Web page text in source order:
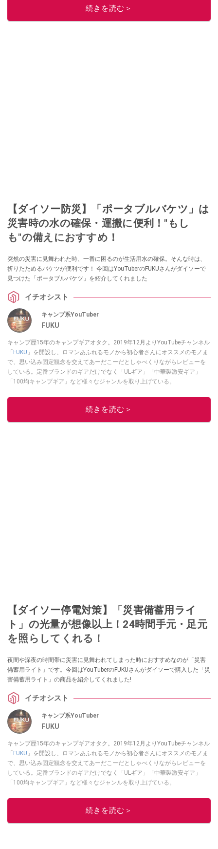
■経歴：2003年、夫が子育てをするために、突然会社を辞める。翌月からの
続きを読む＞
【ダイソー防災】「ポータブルバケツ」は
災害時の水の確保・運搬に便利！"もし
も"の備えにおすすめ！
突然の災害に見舞われた時、一番に困るのが生活用水の確保。そんな時は、
折りたためるバケツが便利です！ 今回はYouTuberのFUKUさんがダイソーで
見つけた「ポータブルバケツ」を紹介してくれました
イチオシスト
キャンプ系YouTuber
FUKU
キャンプ歴15年のキャンプギアオタク。2019年12月よりYouTubeチャンネル
「 FUKU 」を開設し、ロマンあふれるモノから初心者さんにオススメのモノま
で、思い込み固定観念を交えてあーだこーだとしゃべくりながらレビューを
している。定番ブランドのギアだけでなく「ULギア」「中華製激安ギア」
「100均キャンプギア」など様々なジャンルを取り上げている。
このイチオシストの他の記事を読む
続きを読む＞
【ダイソー停電対策】「災害備蓄用ライ
ト」の光量が想像以上！24時間手元・足元
を照らしてくれる！
夜間や深夜の時間帯に災害に見舞われてしまった時におすすめなのが「災害
備蓄用ライト」です。今回はYouTuberのFUKUさんがダイソーで購入した「災
害備蓄用ライト」の商品を紹介してくれました!
イチオシスト
キャンプ系YouTuber
FUKU
キャンプ歴15年のキャンプギアオタク。2019年12月よりYouTubeチャンネル
「 FUKU 」を開設し、ロマンあふれるモノから初心者さんにオススメのモノま
で、思い込み固定観念を交えてあーだこーだとしゃべくりながらレビューを
している。定番ブランドのギアだけでなく「ULギア」「中華製激安ギア」
「100均キャンプギア」など様々なジャンルを取り上げている。
このイチオシストの他の記事を読む
続きを読む＞